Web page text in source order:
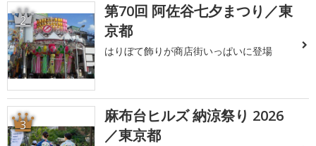
2
第70回 阿佐谷七夕まつり／東
京都
はりぼて飾りが商店街いっぱいに登場
3
麻布台ヒルズ 納涼祭り 2026
／東京都